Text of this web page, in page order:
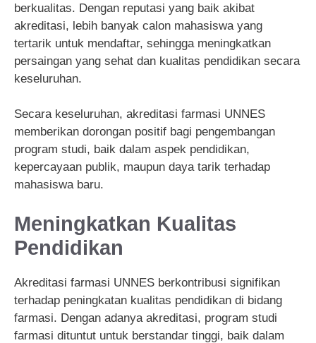
berkualitas. Dengan reputasi yang baik akibat
akreditasi, lebih banyak calon mahasiswa yang
tertarik untuk mendaftar, sehingga meningkatkan
persaingan yang sehat dan kualitas pendidikan secara
keseluruhan.
Secara keseluruhan, akreditasi farmasi UNNES
memberikan dorongan positif bagi pengembangan
program studi, baik dalam aspek pendidikan,
kepercayaan publik, maupun daya tarik terhadap
mahasiswa baru.
Meningkatkan Kualitas
Pendidikan
Akreditasi farmasi UNNES berkontribusi signifikan
terhadap peningkatan kualitas pendidikan di bidang
farmasi. Dengan adanya akreditasi, program studi
farmasi dituntut untuk berstandar tinggi, baik dalam